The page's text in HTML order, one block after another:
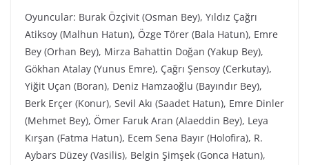
Oyuncular: Burak Özçivit (Osman Bey), Yıldız Çağrı
Atiksoy (Malhun Hatun), Özge Törer (Bala Hatun), Emre
Bey (Orhan Bey), Mirza Bahattin Doğan (Yakup Bey),
Gökhan Atalay (Yunus Emre), Çağrı Şensoy (Cerkutay),
Yiğit Uçan (Boran), Deniz Hamzaoğlu (Bayındır Bey),
Berk Erçer (Konur), Sevil Akı (Saadet Hatun), Emre Dinler
(Mehmet Bey), Ömer Faruk Aran (Alaeddin Bey), Leya
Kırşan (Fatma Hatun), Ecem Sena Bayır (Holofira), R.
Aybars Düzey (Vasilis), Belgin Şimşek (Gonca Hatun),